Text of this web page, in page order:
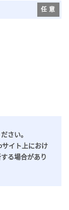
さい。
イト上におけ
る場合があり